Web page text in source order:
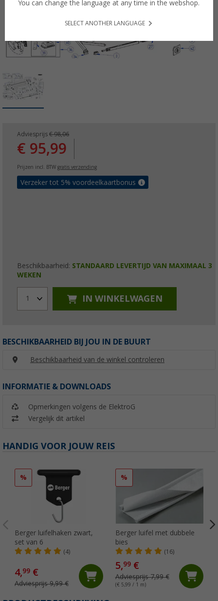
Adviesprijs € 98,06
€ 95,99
Prijzen incl. BTW gratis verzending
Verzeker tot 5% voordeelkaartbonus
Beschikbaarheid: STANDAARD LEVERTIJD VAN MAXIMAAL 3
WEKEN
1 IN WINKELWAGEN
BESCHIKBAARHEID BIJ JOU IN DE BUURT
Beschikbaarheid van de winkel controleren
INFORMATIE & DOWNLOADS
Opmerkingen volgens de ElektroG
Vergelijk dit artikel
HANDIG VOOR JOUW REIS
%
Berger luifelhaken zwart,
set van 6
(4)
4,99 €
Adviesprijs 9,99 €
%
Berger luifel met dubbele
bies
(16)
5,99€
Adviesprijs 7,99 €
(€ 5,99 / 1 m)
You can change the language at any time in the webshop.
SELECT ANOTHER LANGUAGE